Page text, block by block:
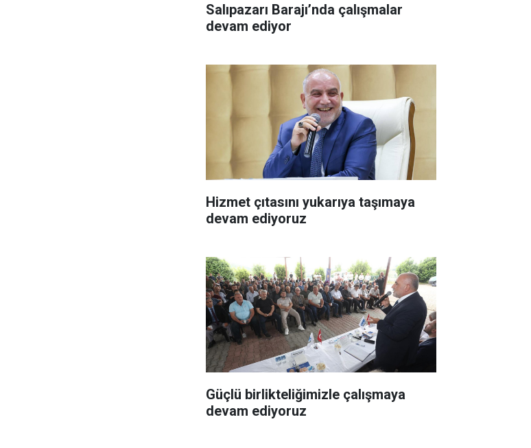
Salıpazarı Barajı’nda çalışmalar
devam ediyor
Hizmet çıtasını yukarıya taşımaya
devam ediyoruz
Güçlü birlikteliğimizle çalışmaya
devam ediyoruz